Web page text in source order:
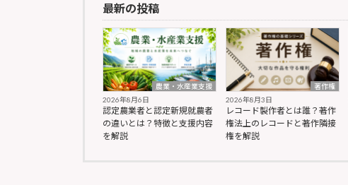
最新の投稿
農業・水産業支援
2026年8月6日
認定農業者と認定新規就農者
の違いとは？特徴と支援内容
を解説
著作権
2026年8月3日
レコード製作者とは誰？著作
権法上のレコードと著作隣接
権を解説